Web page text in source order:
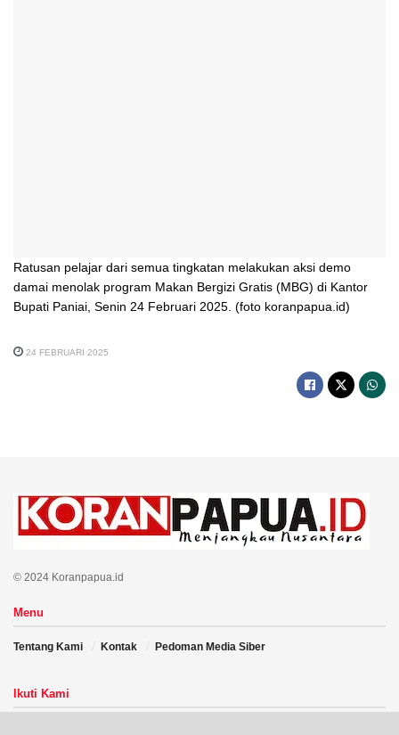
Ratusan pelajar dari semua tingkatan melakukan aksi demo
damai menolak program Makan Bergizi Gratis (MBG) di Kantor
Bupati Paniai, Senin 24 Februari 2025. (foto koranpapua.id)
24 FEBRUARI 2025
© 2024 Koranpapua.id
Menu
Tentang Kami Kontak Pedoman Media Siber
Ikuti Kami